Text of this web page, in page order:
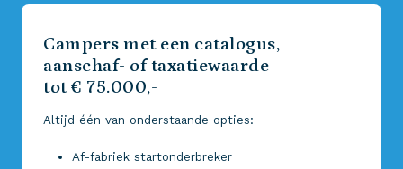
Campers met een catalogus,
aanschaf- of taxatiewaarde
tot € 75.000,-
Altijd één van onderstaande opties:
Af-fabriek startonderbreker